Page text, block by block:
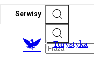
Serwisy
Turystyka